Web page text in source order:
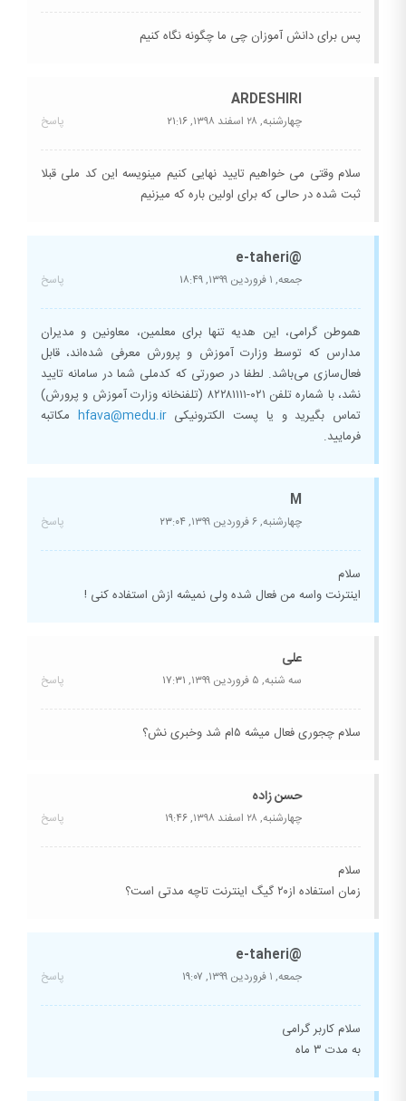
پس برای دانش آموزان چی ما چگونه نگاه کنیم
ARDESHIRI
چهارشنبه, ۲۸ اسفند ۱۳۹۸, ۲۱:۱۶ پاسخ
سلام وقتی می خواهیم تایید نهایی کنیم مینویسه این کد ملی قبلا
ثبت شده در حالی که برای اولین باره که میزنیم
@e-taheri
جمعه, ۱ فروردین ۱۳۹۹, ۱۸:۴۹ پاسخ
هموطن گرامی، این هدیه تنها برای معلمین، معاونین و مدیران
مدارس که توسط وزارت آموزش و پرورش معرفی شده‌اند، قابل
فعال‌سازی می‌باشد. لطفا در صورتی که کدملی شما در سامانه تایید
نشد، با شماره تلفن ۰۲۱-۸۲۲۸۱۱۱۱ (تلفنخانه وزارت آموزش و پرورش)
تماس بگیرید و یا پست الکترونیکیhfava@medu.ir مکاتبه
فرمایید.
M
چهارشنبه, ۶ فروردین ۱۳۹۹, ۲۳:۰۴ پاسخ
سلام
اینترنت واسه من فعال شده ولی نمیشه ازش استفاده کنی !
علی
سه شنبه, ۵ فروردین ۱۳۹۹, ۱۷:۳۱ پاسخ
سلام چجوری فعال میشه ۵ام شد وخبری نش؟
حسن زاده
چهارشنبه, ۲۸ اسفند ۱۳۹۸, ۱۹:۴۶ پاسخ
سلام
زمان استفاده از۲۰ گیگ اینترنت تاچه مدتی است؟
@e-taheri
جمعه, ۱ فروردین ۱۳۹۹, ۱۹:۰۷ پاسخ
سلام کاربر گرامی
به مدت ۳ ماه